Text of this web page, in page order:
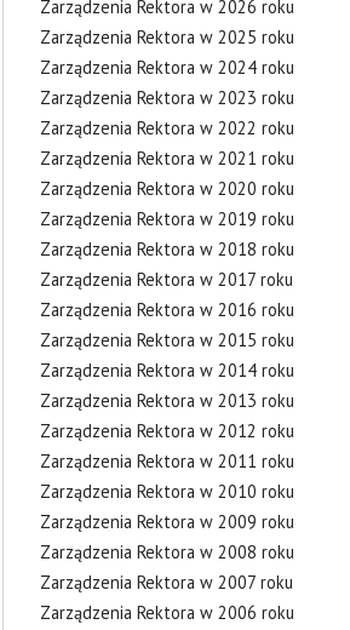
Zarządzenia Rektora w 2026 roku
Zarządzenia Rektora w 2025 roku
Zarządzenia Rektora w 2024 roku
Zarządzenia Rektora w 2023 roku
Zarządzenia Rektora w 2022 roku
Zarządzenia Rektora w 2021 roku
Zarządzenia Rektora w 2020 roku
Zarządzenia Rektora w 2019 roku
Zarządzenia Rektora w 2018 roku
Zarządzenia Rektora w 2017 roku
Zarządzenia Rektora w 2016 roku
Zarządzenia Rektora w 2015 roku
Zarządzenia Rektora w 2014 roku
Zarządzenia Rektora w 2013 roku
Zarządzenia Rektora w 2012 roku
Zarządzenia Rektora w 2011 roku
Zarządzenia Rektora w 2010 roku
Zarządzenia Rektora w 2009 roku
Zarządzenia Rektora w 2008 roku
Zarządzenia Rektora w 2007 roku
Zarządzenia Rektora w 2006 roku